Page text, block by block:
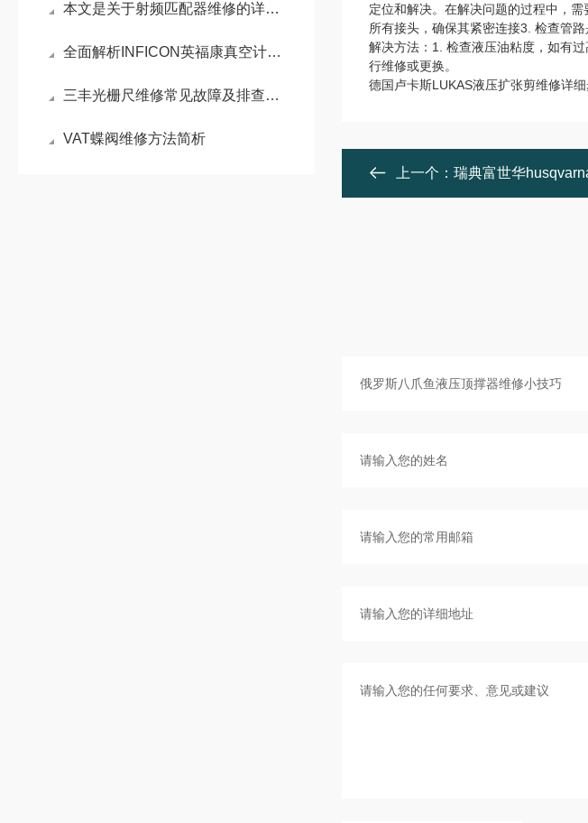
本文是关于射频匹配器维修的详细阐述
全面解析INFICON英福康真空计维修技术：从故障诊断到专业维护
三丰光栅尺维修常见故障及排查方法
VAT蝶阀维修方法简析
定位和解决。在解决问题的过程中，
所有接头，确保其紧密连接3. 检查管
解决方法：1. 检查液压油粘度，如有
行维修或更换。
德国卢卡斯LUKAS液压扩张剪维修详
上一个： 瑞典富世华husqvarna消防